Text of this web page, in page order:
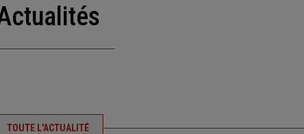
Actualités
TOUTE L'ACTUALITÉ